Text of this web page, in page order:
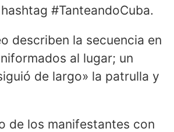
#TanteandoCuba.
describen la secuencia en
al lugar; un
de largo» la patrulla y
de los manifestantes con